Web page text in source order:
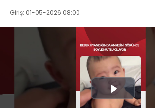
Giriş: 01-05-2026 08:00
Play